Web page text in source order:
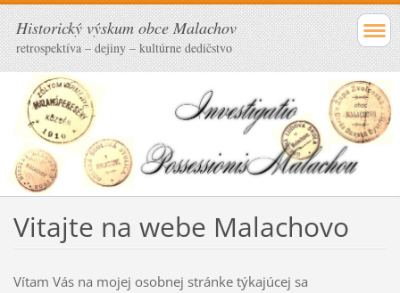
Historický výskum obce Malachov
retrospektíva – dejiny – kultúrne dedičstvo
Vitajte na webe Malachovo
Vítam Vás na mojej osobnej stránke týkajúcej sa